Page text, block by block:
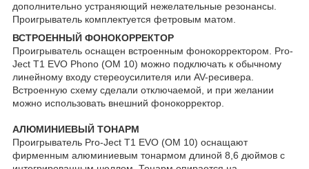
дополнительно устраняющий нежелательные резонансы.
Проигрыватель комплектуется фетровым матом.
ВСТРОЕННЫЙ ФОНОКОРРЕКТОР
Проигрыватель оснащен встроенным фонокорректором. Pro-
Ject T1 EVO Phono (OM 10) можно подключать к обычному
линейному входу стереоусилителя или AV-ресивера.
Встроенную схему сделали отключаемой, и при желании
можно использовать внешний фонокорректор.
АЛЮМИНИЕВЫЙ ТОНАРМ
Проигрыватель Pro-Ject T1 EVO (OM 10) оснащают
фирменным алюминиевым тонармом длиной 8,6 дюймов с